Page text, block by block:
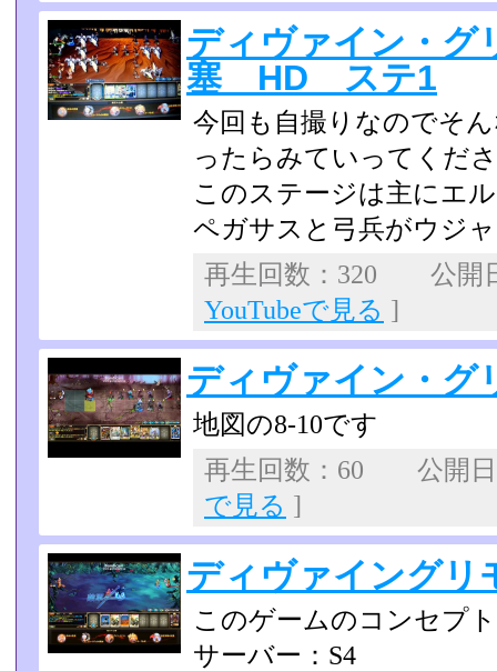
ディヴァイン・グ
塞 HD ステ1
今回も自撮りなのでそ
ったらみていってくだ
このステージは主にエ
ペガサスと弓兵がウジ
再生回数：320 公開
YouTubeで見る ]
ディヴァイン・グ
地図の8-10です
再生回数：60 公開
で見る ]
ディヴァイングリ
このゲームのコンセプ
サーバー：S4